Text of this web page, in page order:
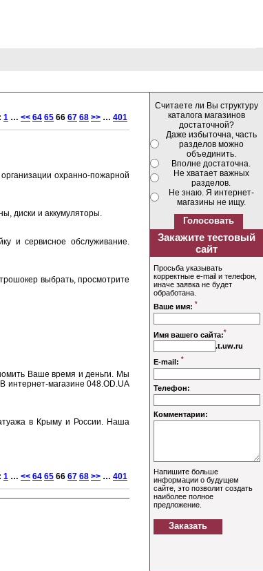
Считаете ли Вы структуру
каталога магазинов
достаточной?
Даже избыточна, часть
разделов можно
объединить.
Вполне достаточна.
Не хватает важных
разделов.
Не знаю. Я интернет-
магазины не ищу.
1 … << 64 65 66 67 68 >> … 401
охранно-пожарной
диски и аккумуляторы.
и сервисное обслуживание.
выбрать, просмотрите
Ваше время и деньги. Мы
интернет-магазине 048.OD.UA
в Крыму и России. Наша
1 … << 64 65 66 67 68 >> … 401